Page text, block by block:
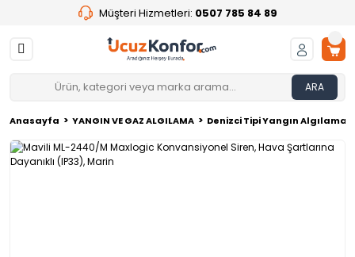
Müşteri Hizmetleri: 0507 785 84 89
ARA
Anasayfa YANGIN VE GAZ ALGILAMA Denizci Tipi Yangın Algılama